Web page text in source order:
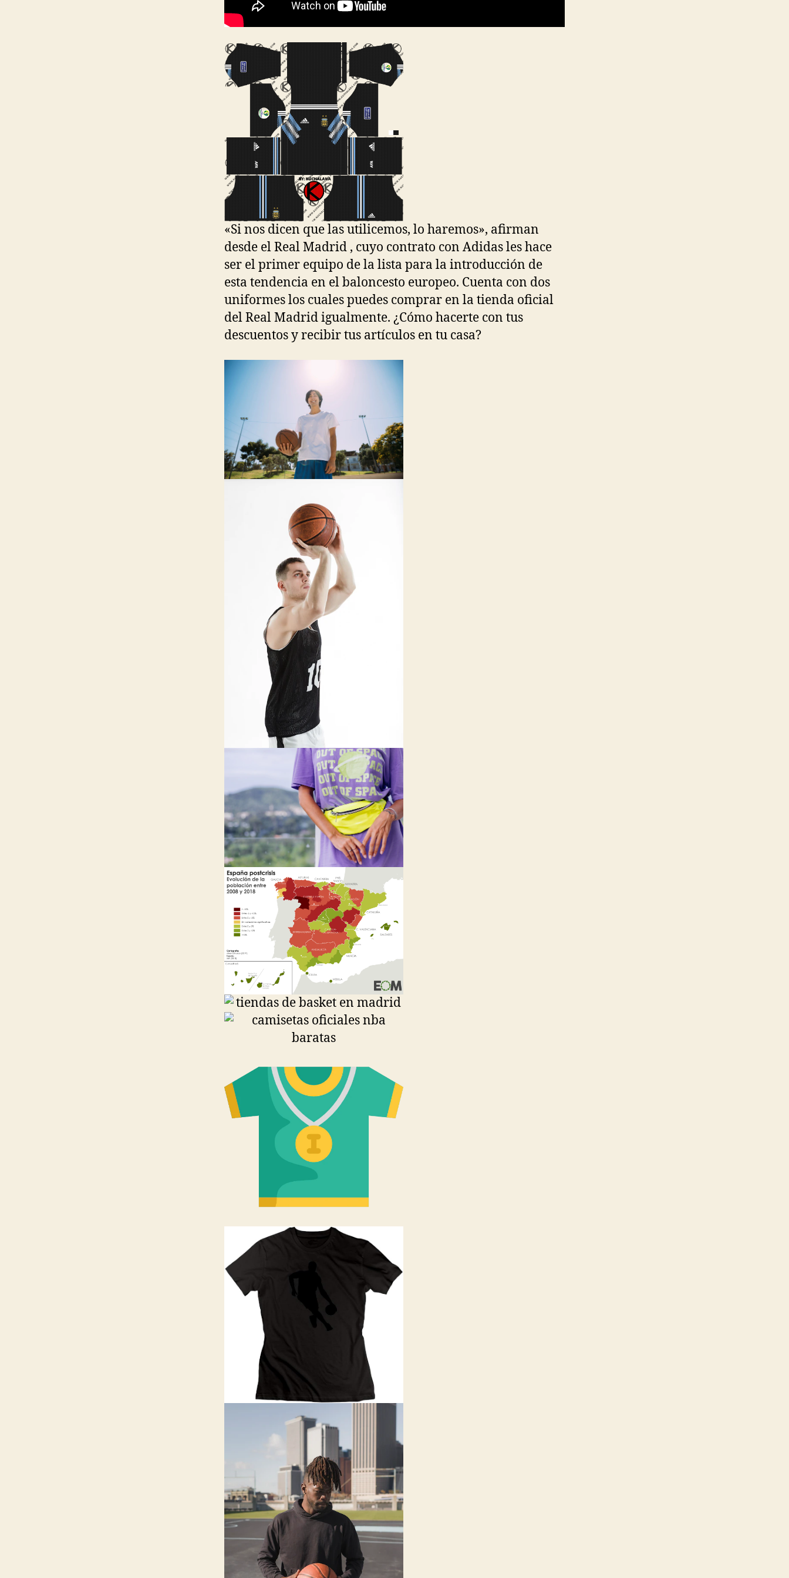
«Si nos dicen que las utilicemos, lo haremos», afirman
desde el Real Madrid , cuyo contrato con Adidas les hace
ser el primer equipo de la lista para la introducción de
esta tendencia en el baloncesto europeo. Cuenta con dos
uniformes los cuales puedes comprar en la tienda oficial
del Real Madrid igualmente. ¿Cómo hacerte con tus
descuentos y recibir tus artículos en tu casa?